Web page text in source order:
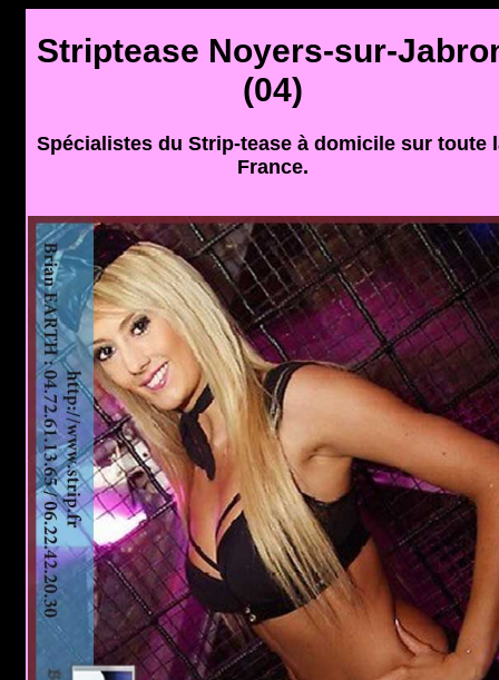
Striptease Noyers-sur-
(04)
Spécialistes du Strip-tease à domicile sur toute
France.